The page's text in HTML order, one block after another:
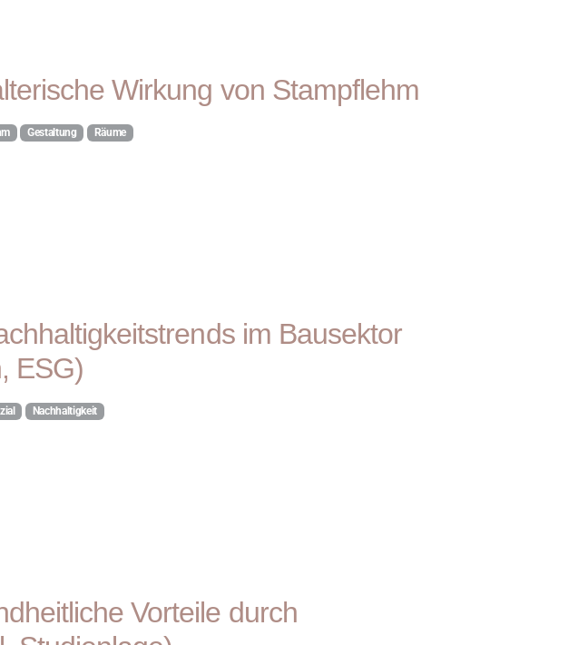
Wirkung von Stampflehm
Gestaltung Räume
im Bausektor
ESG)
Nachhaltigkeit
Vorteile durch